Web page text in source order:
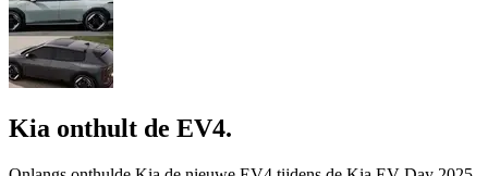
Kia onthult de EV4.